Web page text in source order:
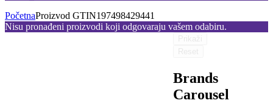
PočetnaProizvod GTIN197498429441
Nisu pronađeni proizvodi koji odgovaraju vašem odabiru.
Brands
Carousel